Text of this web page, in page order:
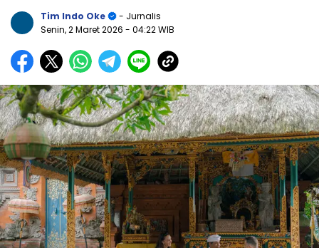
Tim Indo Oke
- Jurnalis
Senin, 2 Maret 2026 - 04:22 WIB